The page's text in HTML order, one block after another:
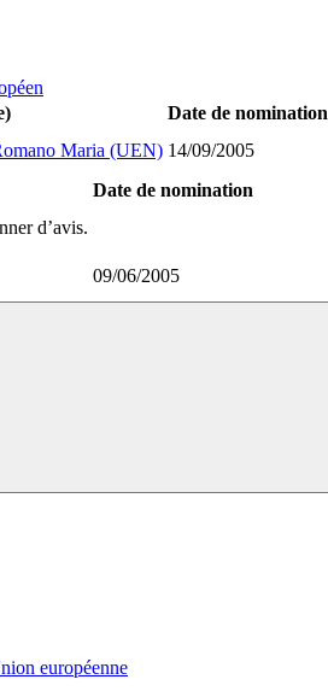
Date de nomination
Maria (UEN) 14/09/2005
Date de nomination
d’avis.
09/06/2005
européenne